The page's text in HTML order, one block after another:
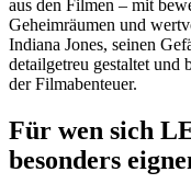
aus den Filmen – mit
Geheimräumen und
Indiana Jones, seinen
detailgetreu gestaltet und
der Filmabenteuer.
Für wen sich
besonders